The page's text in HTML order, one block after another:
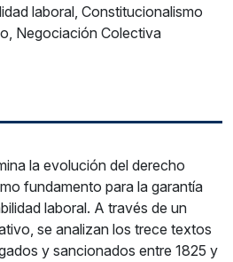
laboral, Constitucionalismo
Negociación Colectiva
la evolución del derecho
fundamento para la garantía
laboral. A través de un
se analizan los trece textos
y sancionados entre 1825 y